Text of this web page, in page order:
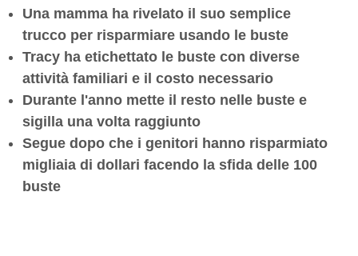
Una mamma ha rivelato il suo semplice
trucco per risparmiare usando le buste
Tracy ha etichettato le buste con diverse
attività familiari e il costo necessario
Durante l'anno mette il resto nelle buste e
sigilla una volta raggiunto
Segue dopo che i genitori hanno risparmiato
migliaia di dollari facendo la sfida delle 100
buste